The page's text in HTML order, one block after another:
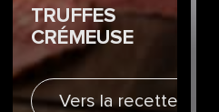
TRUFFES
CRÉMEUSE
Vers la recette